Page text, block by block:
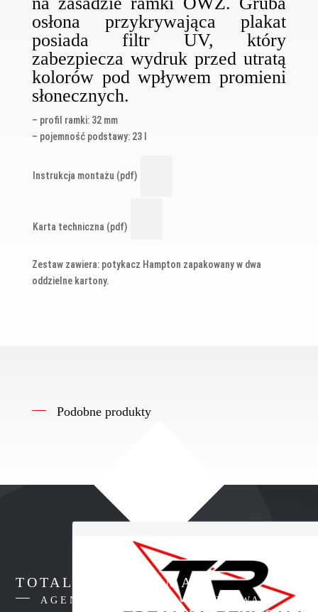
osłona przykrywająca plakat
posiada filtr UV, który
zabezpiecza wydruk przed utratą
kolorów pod wpływem promieni
słonecznych.
– profil ramki: 32 mm
– pojemność podstawy: 23 l
Instrukcja montażu (pdf)
Karta techniczna (pdf)
Zestaw zawiera: potykacz Hampton zapakowany w dwa
oddzielne kartony.
Podobne produkty
TOTALNA REKLAMA
AGENCJA REKLAMY WARSZAWA